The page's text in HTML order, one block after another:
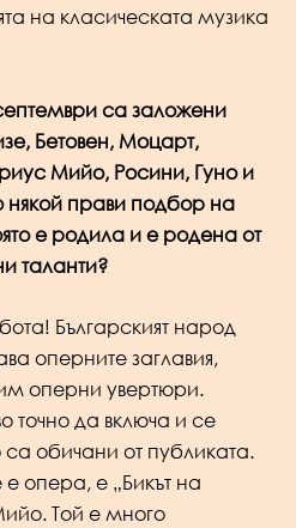
на класическата музика
са заложени
Бетовен, Моцарт,
Мийо, Росини, Гуно и
прави подбор на
е родила и е родена от
таланти?
Българският народ
оперните заглавия,
оперни увертюри.
точно да включа и се
са обичани от публиката.
е опера, е „Бикът на
Той е много